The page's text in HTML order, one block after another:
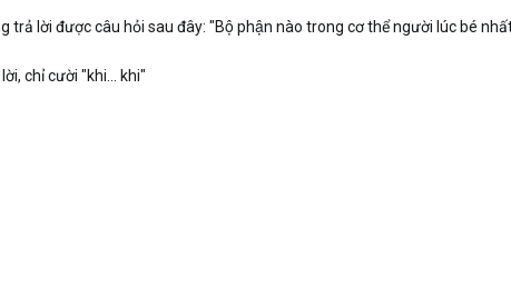
trả lời được câu hỏi sau đây: "Bộ phận nào trong cơ thể người lúc bé
chỉ cười "khi... khi"